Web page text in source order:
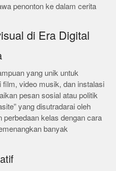
penonton ke dalam cerita
di Era Digital
yang unik untuk
film, video musik, dan instalasi
pesan sosial atau politik
yang disutradarai oleh
perbedaan kelas dengan cara
banyak